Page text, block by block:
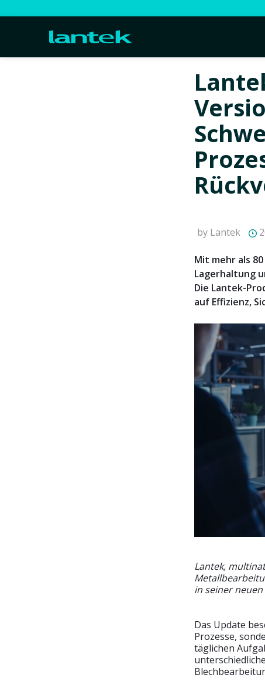
by Lantek
Mit mehr als
Lagerhaltung
Die Lantek-
auf Effizienz,
Lantek,
in seiner
Das Update
Prozesse,
täglichen